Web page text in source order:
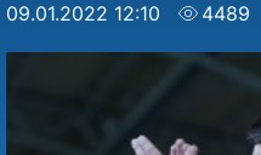
09.01.2022 12:10 4489